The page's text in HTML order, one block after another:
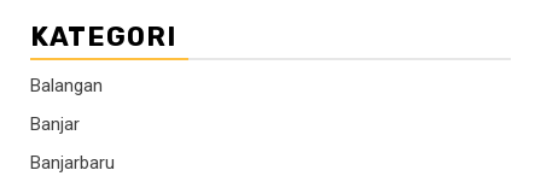
KATEGORI
Balangan
Banjar
Banjarbaru